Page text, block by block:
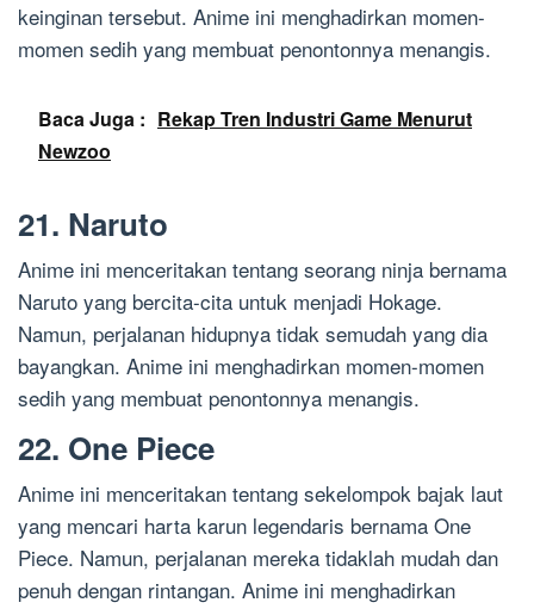
keinginan tersebut. Anime ini menghadirkan momen-
momen sedih yang membuat penontonnya menangis.
Baca Juga : Rekap Tren Industri Game Menurut
Newzoo
21. Naruto
Anime ini menceritakan tentang seorang ninja bernama
Naruto yang bercita-cita untuk menjadi Hokage.
Namun, perjalanan hidupnya tidak semudah yang dia
bayangkan. Anime ini menghadirkan momen-momen
sedih yang membuat penontonnya menangis.
22. One Piece
Anime ini menceritakan tentang sekelompok bajak laut
yang mencari harta karun legendaris bernama One
Piece. Namun, perjalanan mereka tidaklah mudah dan
penuh dengan rintangan. Anime ini menghadirkan